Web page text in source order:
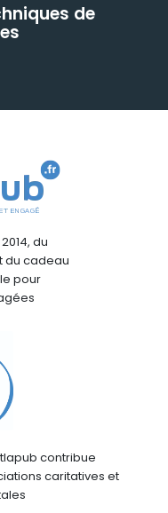
de
du
du cadeau
pour
contribue
caritatives et